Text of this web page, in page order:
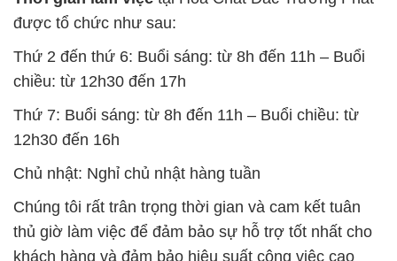
thủ giờ làm việc để đảm bảo sự hỗ trợ tốt nhất cho
nhất của nhân viên.
TRƯỜNG PHÁT
Đông B, Quận Bình Tân, Sài Gòn TP. Hồ Chí
Minh